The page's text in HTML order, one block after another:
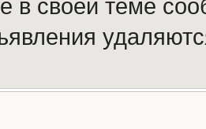
в своей теме